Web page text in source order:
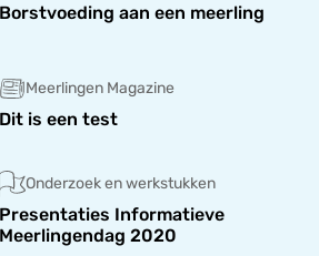
Borstvoeding aan een meerling
Meerlingen Magazine
Dit is een test
Onderzoek en werkstukken
Presentaties Informatieve
Meerlingendag 2020